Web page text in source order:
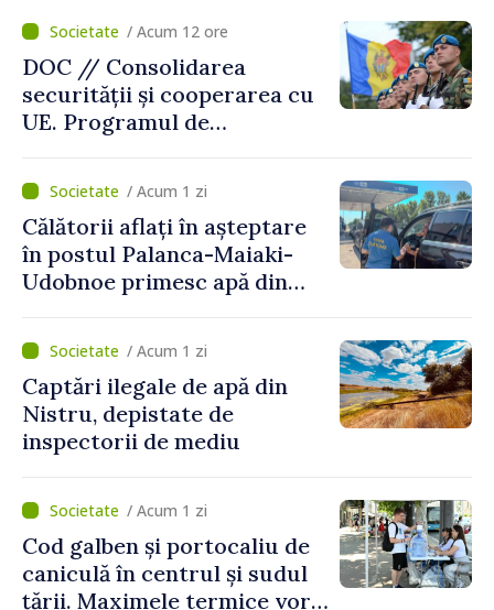
/ Acum 12 ore
DOC // Consolidarea
securității și cooperarea cu
UE. Programul de
Naționale de Apărare pentru
perioada 2024–2034,
publicat în Monitorul Oficial
/ Acum 1 zi
Călătorii aflați în așteptare
în postul Palanca-Maiaki-
Udobnoe primesc apă din
și a polițiștilor de frontieră
/ Acum 1 zi
Captări ilegale de apă din
Nistru, depistate de
inspectorii de mediu
/ Acum 1 zi
Cod galben și portocaliu de
caniculă în centrul și sudul
țării. Maximele termice vor